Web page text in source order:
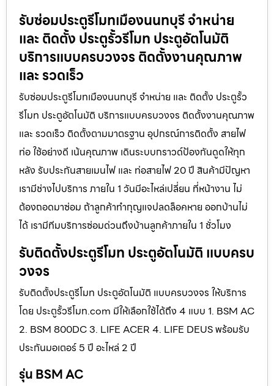
รับซ่อมประตูรีโมทเมืองนนทบุรี จำหน่าย
และ ติดตั้ง ประตูรั้วรีโมท ประตูอัตโนมัติ
บริการแบบครบวงจร ติดตั้งงานคุณภาพ
และ รวดเร็ว
รับซ่อมประตูรีโมทเมืองนนทบุรี จำหน่าย และ ติดตั้ง ประตูรั้ว
รีโมท ประตูอัตโนมัติ บริการแบบครบวงจร ติดตั้งงานคุณภาพ
และ รวดเร็ว ติดตั้งตามมาตรฐาน อุปกรณ์การติดตั้ง สายไฟ
ท่อ ใช้อย่างดี เน้นคุณภาพ เดินระบบกราวด์ป้องกันดูดให้ทุก
หลัง รับประกันสายเมนไฟ และ ท่อสายไฟ 20 ปี สินค้ามีปัญหา
เรามีช่างไปบริการ ภายใน 1 วันมีอะไหล่เปลี่ยน ที่หน้างาน ไม่
ต้องถอดมาซ่อม ถ้าลูกค้าทำกุญแจปลดล็อคหาย ออกบ้านไม่
ได้ เรามีทีมบริการซ่อมด่วนถึงบ้านลูกค้าภายใน 1 ชั่วโมง
รับติดตั้งประตูรีโมท ประตูอัตโนมัติ แบบครบ
วงจร
รับติดตั้งประตูรีโมท ประตูอัตโนมัติ แบบครบวงจร ให้บริการ
โดย ประตูรั้วรีโมท.com มีให้เลือกใช้ได้ถึง 4 แบบ 1. BSM AC
2. BSM 800DC 3. LIFE ACER 4. LIFE DEUS พร้อมรับ
ประกันมอเตอร์ 5 ปี อะไหล่ 2 ปี
รุ่น BSM AC